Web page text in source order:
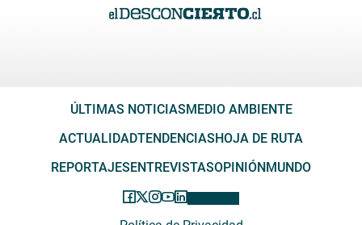
ÚLTIMAS NOTICIASMEDIO AMBIENTE
ACTUALIDADTENDENCIASHOJA DE RUTA
REPORTAJESENTREVISTASOPINIÓNMUNDO